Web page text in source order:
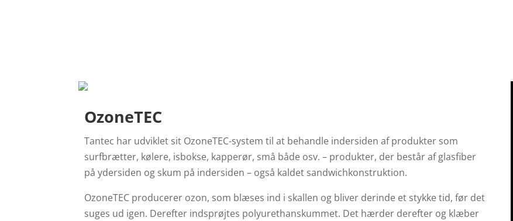
OzoneTEC
Tantec har udviklet sit OzoneTEC-system til at behandle indersiden af produkter som
surfbrætter, kølere, isbokse, kapperør, små både osv. – produkter, der består af glasfiber
på ydersiden og skum på indersiden – også kaldet sandwichkonstruktion.
OzoneTEC producerer ozon, som blæses ind i skallen og bliver derinde et stykke tid, før det
suges ud igen. Derefter indsprøjtes polyurethanskummet. Det hærder derefter og klæber